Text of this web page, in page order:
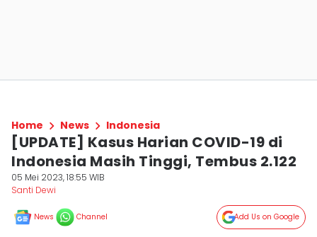
Home News Indonesia
[UPDATE] Kasus Harian COVID-19 di
Indonesia Masih Tinggi, Tembus 2.122
05 Mei 2023, 18:55 WIB
Santi Dewi
News Channel Add Us on Google